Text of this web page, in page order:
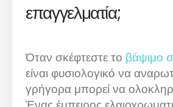
επαγγελματία;
Όταν σκέφτεστε το βάψιμο
είναι φυσιολογικό να
γρήγορα μπορεί να